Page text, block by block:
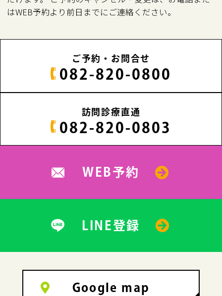
はWEB予約より前日までにご連絡ください。
ご予約・お問合せ
082-820-0800
訪問診療直通
082-820-0803
WEB予約
LINE登録
Google map